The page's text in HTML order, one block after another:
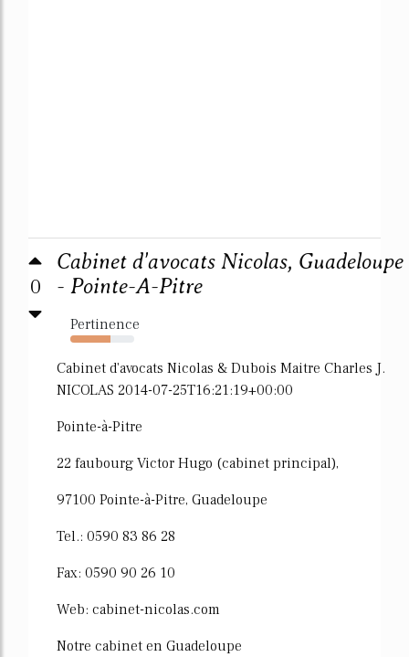
0
Cabinet d'avocats Nicolas, Guadeloupe
- Pointe-A-Pitre
Pertinence
63%
Cabinet d'avocats Nicolas & Dubois Maitre Charles J.
NICOLAS 2014-07-25T16:21:19+00:00
Pointe-à-Pitre
22 faubourg Victor Hugo (cabinet principal),
97100 Pointe-à-Pitre, Guadeloupe
Tel.: 0590 83 86 28
Fax: 0590 90 26 10
Web: cabinet-nicolas.com
Notre cabinet en Guadeloupe